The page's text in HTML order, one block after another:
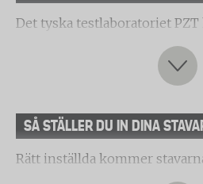
Det tyska testlaboratoriet PZT
Testfakta testat
Följande produkter ingick i
Black Diamond, Trail
SÅ STÄLLER DU IN DINA
Rätt inställda kommer
förlängning av dina armar. Gör